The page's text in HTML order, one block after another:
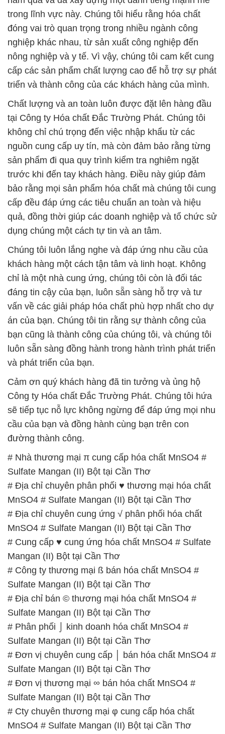
cấp các sản phẩm chất lượng cao để hỗ trợ sự phát
triển và thành công của các khách hàng của mình.
Chất lượng và an toàn luôn được đặt lên hàng đầu
tại Công ty Hóa chất Đắc Trường Phát. Chúng tôi
không chỉ chú trọng đến việc nhập khẩu từ các
nguồn cung cấp uy tín, mà còn đảm bảo rằng từng
sản phẩm đi qua quy trình kiểm tra nghiêm ngặt
trước khi đến tay khách hàng. Điều này giúp đảm
bảo rằng mọi sản phẩm hóa chất mà chúng tôi cung
cấp đều đáp ứng các tiêu chuẩn an toàn và hiệu
quả, đồng thời giúp các doanh nghiệp và tổ chức sử
dụng chúng một cách tự tin và an tâm.
Chúng tôi luôn lắng nghe và đáp ứng nhu cầu của
khách hàng một cách tận tâm và linh hoạt. Không
chỉ là một nhà cung ứng, chúng tôi còn là đối tác
đáng tin cậy của bạn, luôn sẵn sàng hỗ trợ và tư
vấn về các giải pháp hóa chất phù hợp nhất cho dự
án của bạn. Chúng tôi tin rằng sự thành công của
bạn cũng là thành công của chúng tôi, và chúng tôi
luôn sẵn sàng đồng hành trong hành trình phát triển
và phát triển của bạn.
Cảm ơn quý khách hàng đã tin tưởng và ủng hộ
Công ty Hóa chất Đắc Trường Phát. Chúng tôi hứa
sẽ tiếp tục nỗ lực không ngừng để đáp ứng mọi nhu
cầu của bạn và đồng hành cùng bạn trên con
đường thành công.
# Nhà thương mại π cung cấp hóa chất MnSO4 #
Sulfate Mangan (II) Bột tại Cần Thơ
# Địa chỉ chuyên phân phối ♥ thương mại hóa chất
MnSO4 # Sulfate Mangan (II) Bột tại Cần Thơ
# Địa chỉ chuyên cung ứng √ phân phối hóa chất
MnSO4 # Sulfate Mangan (II) Bột tại Cần Thơ
# Cung cấp ♥ cung ứng hóa chất MnSO4 # Sulfate
Mangan (II) Bột tại Cần Thơ
# Công ty thương mại ß bán hóa chất MnSO4 #
Sulfate Mangan (II) Bột tại Cần Thơ
# Địa chỉ bán © thương mại hóa chất MnSO4 #
Sulfate Mangan (II) Bột tại Cần Thơ
# Phân phối ⌡ kinh doanh hóa chất MnSO4 #
Sulfate Mangan (II) Bột tại Cần Thơ
# Đơn vị chuyên cung cấp │ bán hóa chất MnSO4 #
Sulfate Mangan (II) Bột tại Cần Thơ
# Đơn vị thương mại ∞ bán hóa chất MnSO4 #
Sulfate Mangan (II) Bột tại Cần Thơ
# Cty chuyên thương mại φ cung cấp hóa chất
MnSO4 # Sulfate Mangan (II) Bột tại Cần Thơ
# Đơn vị chuyên phân phối ÷ cung cấp hóa chất
MnSO4 # Sulfate Mangan (II) Bột tại Cần Thơ
📞PHÒNG KINH DOANH – CÔNG TY HÓA CHẤT